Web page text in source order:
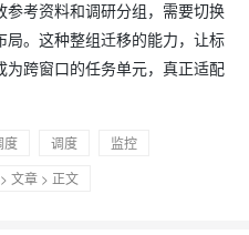
考资料和调研分组，需要切换
局。这种整组迁移的能力，让标
跨窗口的任务单元，真正适配
度 调度
监控
> 文章 > 正文